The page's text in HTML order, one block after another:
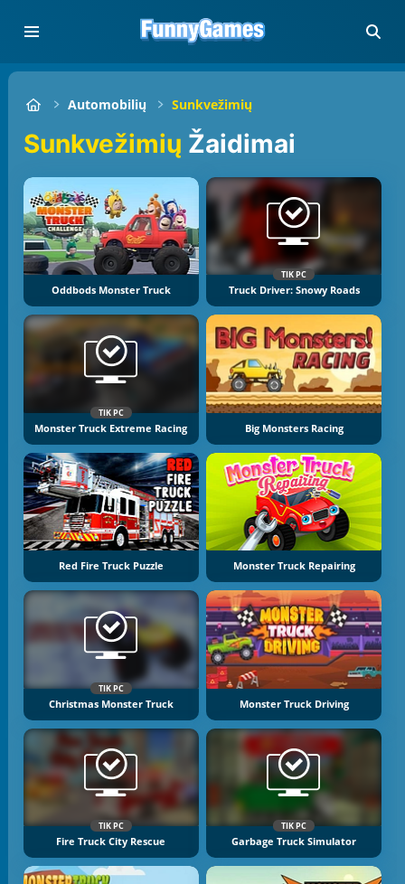
Automobilių Sunkvežimių
Sunkvežimių Žaidimai
Oddbods Monster Truck
TIK PC
Truck Driver: Snowy Roads
TIK PC
Monster Truck Extreme Racing Big Monsters Racing
Red Fire Truck Puzzle Monster Truck Repairing
TIK PC
Christmas Monster Truck Monster Truck Driving
TIK PC
Fire Truck City Rescue
TIK PC
Garbage Truck Simulator